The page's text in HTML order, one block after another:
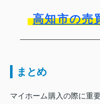
高知市の売
まとめ
マイホーム購入の際に重